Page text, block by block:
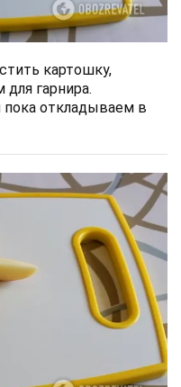
картошку,
гарнира.
пока откладываем в